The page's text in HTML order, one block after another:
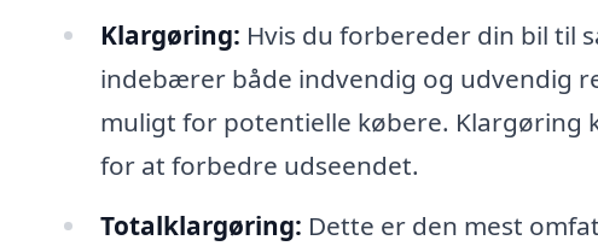
Klargøring: Hvis du forbereder din bil til
indebærer både indvendig og udvendig
muligt for potentielle købere. Klargøring
for at forbedre udseendet.
Totalklargøring: Dette er den mest